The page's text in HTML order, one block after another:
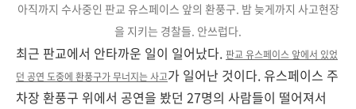
아직까지 수사중인 판교 유스페이스 앞의 환풍구. 밤 늦게까지 사고현장
을 지키는 경찰들. 안쓰럽다.
최근 판교에서 안타까운 일이 일어났다. 판교 유스페이스 앞에서 있었
던 공연 도중에 환풍구가 무너지는 사고가 일어난 것이다. 유스페이스 주
차장 환풍구 위에서 공연을 봤던 27명의 사람들이 떨어져서